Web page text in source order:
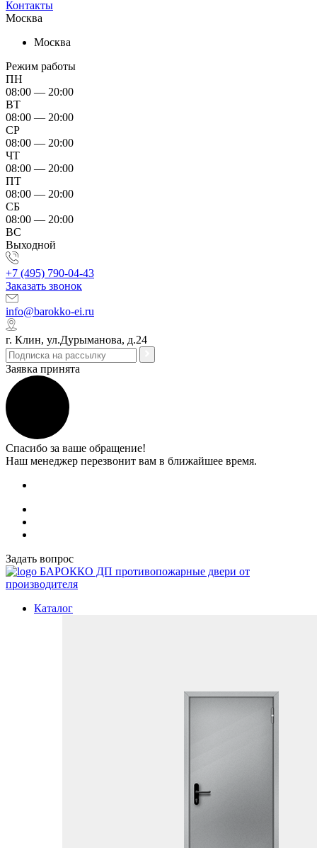
Контакты
Москва
Москва
Режим работы
ПН
08:00 — 20:00
ВТ
08:00 — 20:00
СР
08:00 — 20:00
ЧТ
08:00 — 20:00
ПТ
08:00 — 20:00
СБ
08:00 — 20:00
ВС
Выходной
+7 (495) 790-04-43
Заказать звонок
info@barokko-ei.ru
г. Клин, ул.Дурыманова, д.24
Заявка принята
Спасибо за ваше обращение!
Наш менеджер перезвонит вам в ближайшее время.
Задать вопрос
БАРОККО ДП противопожарные двери от
производителя
Каталог